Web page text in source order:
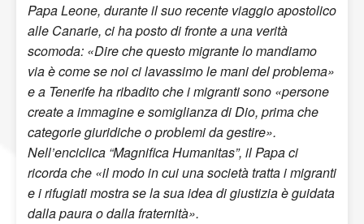
Papa Leone, durante il suo recente viaggio apostolico
alle Canarie, ci ha posto di fronte a una verità
scomoda: «Dire che questo migrante lo mandiamo
via è come se noi ci lavassimo le mani del problema»
e a Tenerife ha ribadito che i migranti sono «persone
create a immagine e somiglianza di Dio, prima che
categorie giuridiche o problemi da gestire».
Nell’enciclica “Magnifica Humanitas”, il Papa ci
ricorda che «il modo in cui una società tratta i migranti
e i rifugiati mostra se la sua idea di giustizia è guidata
dalla paura o dalla fraternità».